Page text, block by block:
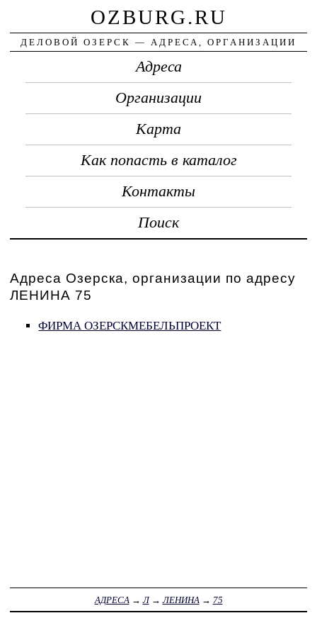
OZBURG.RU
ДЕЛОВОЙ ОЗЕРСК — АДРЕСА, ОРГАНИЗАЦИИ
Адреса
Организации
Карта
Как попасть в каталог
Контакты
Поиск
Адреса Озерска, организации по адресу
ЛЕНИНА 75
ФИРМА ОЗЕРСКМЕБЕЛЬПРОЕКТ
АДРЕСА →Л→ЛЕНИНА → 75